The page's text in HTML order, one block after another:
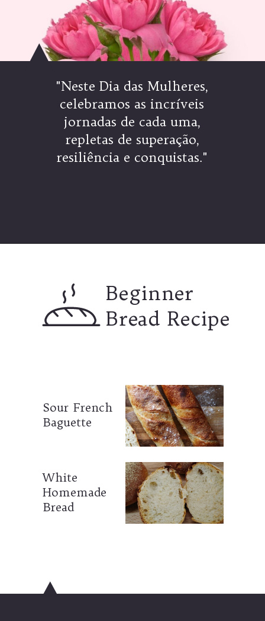
"Neste Dia das Mulheres,
celebramos as incríveis
jornadas de cada uma,
repletas de superação,
resiliência e conquistas."
Beginner
Bread Recipe
White
Homemade
Bread
Sour French
Baguette